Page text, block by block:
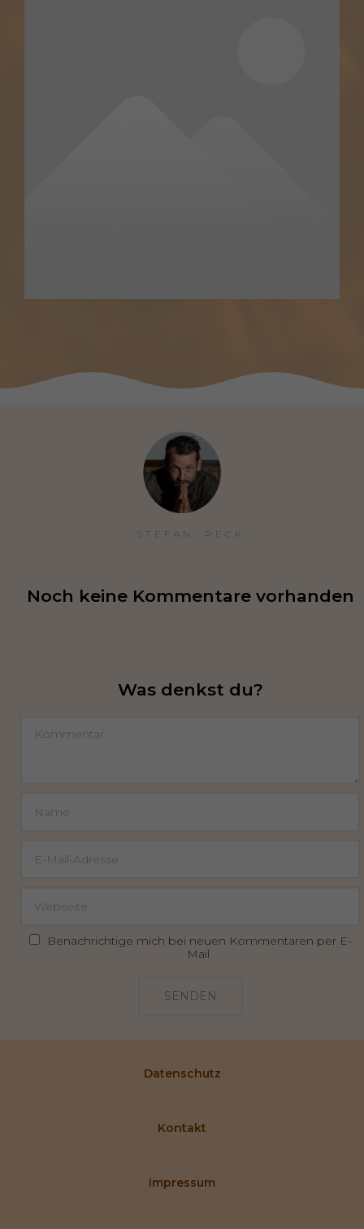
STEFAN  PECK
Noch keine Kommentare vorhanden
Was denkst du?
Benachrichtige mich bei neuen Kommentaren per E-
Mail
SENDEN
Datenschutz
Kontakt
Impressum